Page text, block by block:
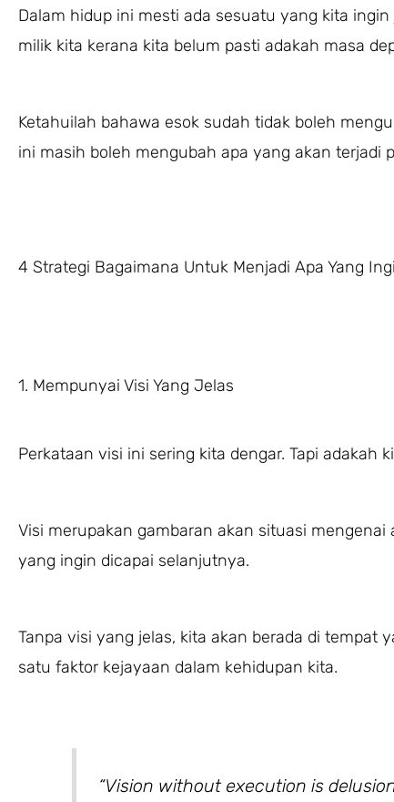
Dalam hidup ini mesti ada sesuatu yang kita
milik kita kerana kita belum pasti adakah masa
Ketahuilah bahawa esok sudah tidak boleh
ini masih boleh mengubah apa yang akan terjadi
4 Strategi Bagaimana Untuk Menjadi Apa Yang
1. Mempunyai Visi Yang Jelas
Perkataan visi ini sering kita dengar. Tapi adakah
Visi merupakan gambaran akan situasi
yang ingin dicapai selanjutnya.
Tanpa visi yang jelas, kita akan berada di tempat
satu faktor kejayaan dalam kehidupan kita.
“Vision without execution is